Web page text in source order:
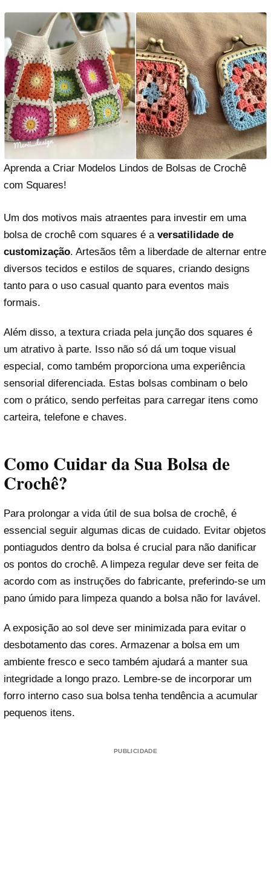
Aprenda a Criar Modelos Lindos de Bolsas de Crochê
com Squares!
Um dos motivos mais atraentes para investir em uma
bolsa de crochê com squares é a versatilidade de
customização. Artesãos têm a liberdade de alternar entre
diversos tecidos e estilos de squares, criando designs
tanto para o uso casual quanto para eventos mais
formais.
Além disso, a textura criada pela junção dos squares é
um atrativo à parte. Isso não só dá um toque visual
especial, como também proporciona uma experiência
sensorial diferenciada. Estas bolsas combinam o belo
com o prático, sendo perfeitas para carregar itens como
carteira, telefone e chaves.
Como Cuidar da Sua Bolsa de
Crochê?
Para prolongar a vida útil de sua bolsa de crochê, é
essencial seguir algumas dicas de cuidado. Evitar objetos
pontiagudos dentro da bolsa é crucial para não danificar
os pontos do crochê. A limpeza regular deve ser feita de
acordo com as instruções do fabricante, preferindo-se um
pano úmido para limpeza quando a bolsa não for lavável.
A exposição ao sol deve ser minimizada para evitar o
desbotamento das cores. Armazenar a bolsa em um
ambiente fresco e seco também ajudará a manter sua
integridade a longo prazo. Lembre-se de incorporar um
forro interno caso sua bolsa tenha tendência a acumular
pequenos itens.
PUBLICIDADE